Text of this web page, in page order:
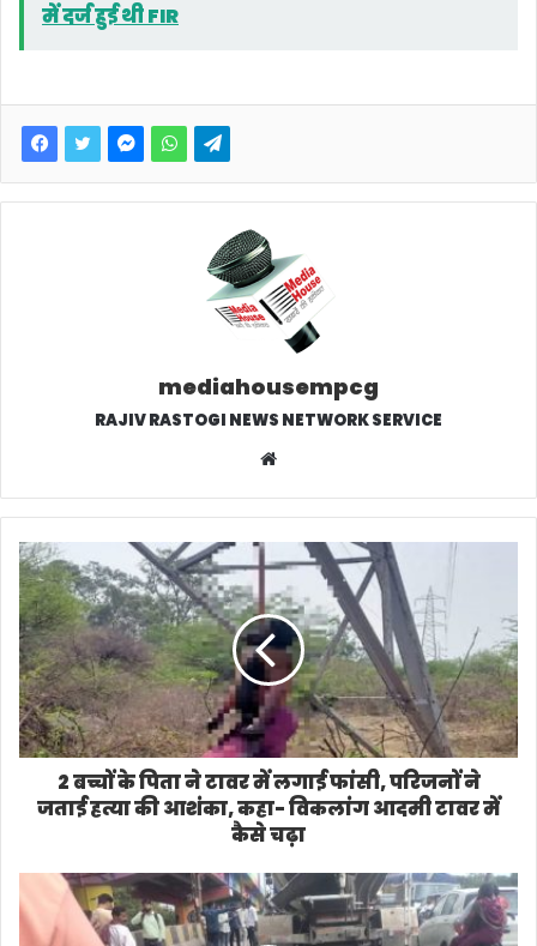
में दर्ज हुई थी FIR
mediahousempcg
RAJIV RASTOGI NEWS NETWORK SERVICE
b
s
i
t
e
2 बच्चों के पिता ने टावर में लगाई फांसी, परिजनों ने
जताई हत्या की आशंका, कहा- विकलांग आदमी टावर में
कैसे चढ़ा